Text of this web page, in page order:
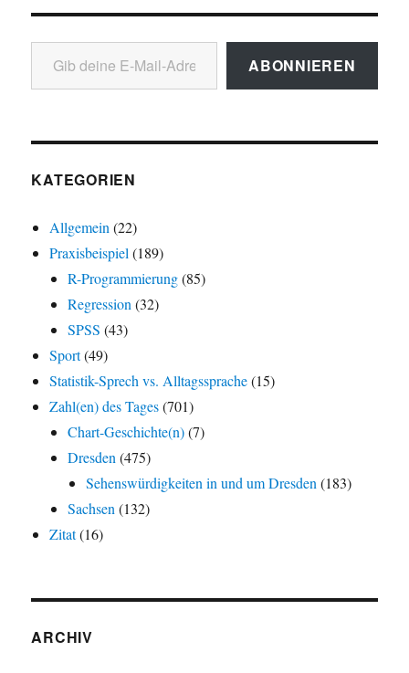
Gib deine E-Mail-Adresse ein ...
ABONNIEREN
KATEGORIEN
Allgemein(22)
Praxisbeispiel(189)
R-Programmierung(85)
Regression(32)
SPSS (43)
Sport(49)
Statistik-Sprech vs. Alltagssprache(15)
Zahl(en) des Tages(701)
Chart-Geschichte(n)(7)
Dresden(475)
Sehenswürdigkeiten in und um Dresden(183)
Sachsen(132)
Zitat(16)
ARCHIV